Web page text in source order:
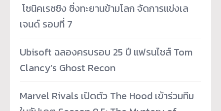
­ โซนิคเรซซิง ซิ่งทะยานข้ามโลก จัดการแข่งเล
เจนด์ รอบที่ 7
Ubisoft ฉลองครบรอบ 25 ปี แฟรนไชส์ Tom
Clancy’s Ghost Recon
Marvel Rivals เปิดตัว The Hood เข้าร่วมทีม